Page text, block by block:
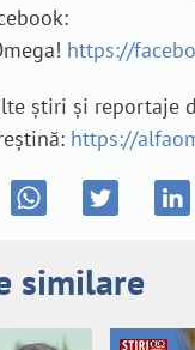
https://
știri și reportaje
https://
similare